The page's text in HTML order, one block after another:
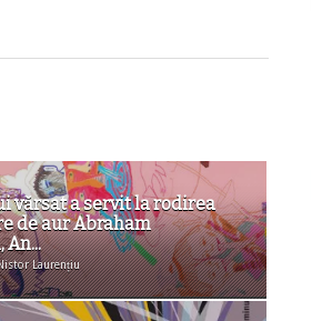
vărsat a servit la rodirea
de aur Abraham
Laurențiu